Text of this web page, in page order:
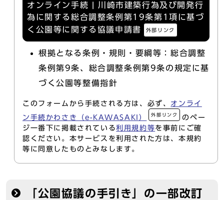
オンライン手続 | 川崎市建築行為及び開発行
為に関する総合調整条例第19条第1項に基づ
く公園等に関する協議申請書
外部リンク
根拠となる条例・規則・要綱等：総合調整
条例第9条、総合調整条例第9条の規定に基
づく公園等整備指針
このフォームから手続される方は、必ず、 オンライ
ン手続かわさき（e-KAWASAKI）
外部リンク
のペー
ジ一番下に掲載されている利用規約等を事前にご確
認ください。本サービスを利用された方は、本規約
等に同意したものとみなします。
「公園協議の手引き」の一部改訂